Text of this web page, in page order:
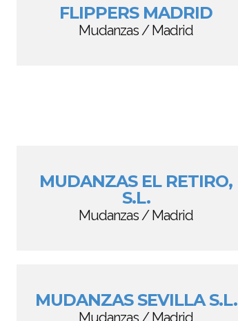
FLIPPERS MADRID
Mudanzas / Madrid
MUDANZAS EL RETIRO,
S.L.
Mudanzas / Madrid
MUDANZAS SEVILLA S.L.
Mudanzas / Madrid